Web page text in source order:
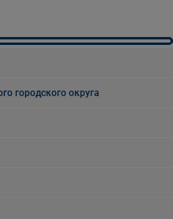
городского округа